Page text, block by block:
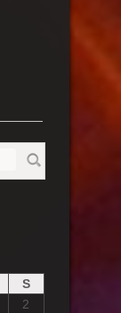
S
2